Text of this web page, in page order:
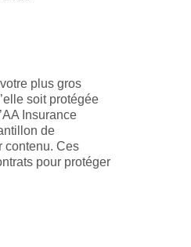
plus gros
soit protégée
Insurance
de
contenu. Ces
pour protéger